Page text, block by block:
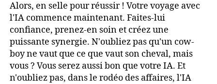
Alors, en selle pour réussir ! Votre voyage avec
l'IA commence maintenant. Faites-lui
confiance, prenez-en soin et créez une
puissante synergie. N'oubliez pas qu'un cow-
boy ne vaut que ce que vaut son cheval, mais
vous ? Vous serez aussi bon que votre IA. Et
n'oubliez pas, dans le rodéo des affaires, l'IA